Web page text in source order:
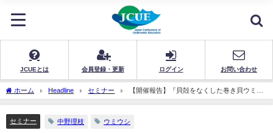
JCUEとは 会員登録・更新 ログイン お問い合わせ
ホーム Headline セミナー
【開催報告】『貝殻をなくした巻き貝ウミウ
シの、なるほど！な生き残り戦略』 中野 理枝さん
セミナー 中野理枝 ウミウシ